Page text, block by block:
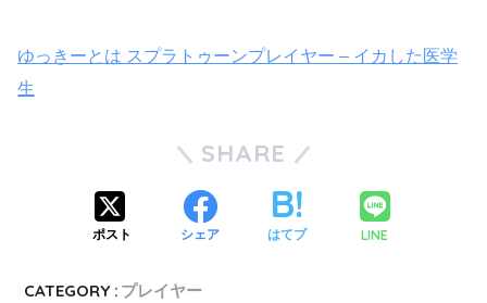
ゆっきーとは スプラトゥーンプレイヤー – イカした医学
生
SHARE
ポスト シェア はてブ LINE
CATEGORY : プレイヤー